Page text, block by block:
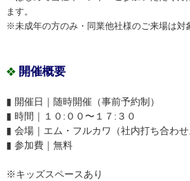
ます。
※未成年の方のみ・同業他社様のご来場は対
❖ 開催概要
▮ 開催日｜随時開催（事前予約制）
▮ 時間｜１０:００〜１７:３０
▮ 会場｜エム・フルカワ（社内打ち合わせ
▮ 参加費｜無料
※キッズスペースあり